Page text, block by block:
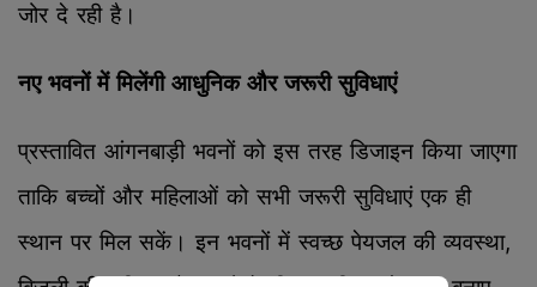
जोर दे रही है।
नए भवनों में मिलेंगी आधुनिक और जरूरी सुविधाएं
प्रस्तावित आंगनबाड़ी भवनों को इस तरह डिजाइन किया जाएगा
ताकि बच्चों और महिलाओं को सभी जरूरी सुविधाएं एक ही
स्थान पर मिल सकें। इन भवनों में स्वच्छ पेयजल की व्यवस्था,